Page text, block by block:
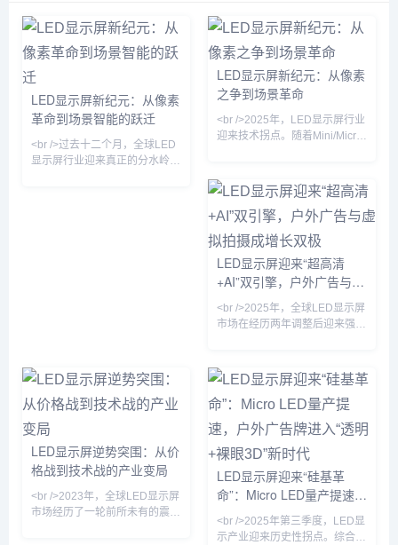
的文本具有精确度、趣味性
和丰富性，满足不同用户群
体的多样化需求。二、核心
特点1. 三层架构天工AI平台
的架构设计分为三个层次：
底层提供强大的计算资源支
处理等先进技术，旨在突破
传统搜索引擎和问答系统的
局限，提供更为精准且符合
的中文处理能力通义千问的
最大亮点是其卓越的中文语
自研的多模态...
迭代和升级，最终在2023年
8月正式以豆包AI的形式推
出，成为企业和个人用户的
智能助手。豆包AI的海外版
本命名为 cici，进一步扩展
了其全球化应用潜力。功能
和特点1. 多模态能力豆包AI
具备强大...
LED显示屏新纪元：从像素
革命到场景智能的跃迁
<br />过去十二个月，全球LED
显示屏行业迎来真正的分水岭。
LED显示屏新纪元：从像素
之争到场景革命
<br />2025年，LED显示屏行业
迎来技术拐点。随着Mini/Micro
的超高清显示技术，正以前所未
有的速度渗透至会议室、家庭影
院乃至车载显示领域。据最新供
应链数据显示，京东方、利亚
德、洲明科技等头部厂商的Mini
LED背光模组出货量同比激增
180%，而三星、索尼主导的
入10万元区间。这一轮由材
LED显示屏迎来“超高清
+AI”双引擎，户外广告与虚
拟拍摄成增长双极
<br />2025年，全球LED显示屏
市场在经历两年调整后迎来强劲
增长38%，而Mini LED直显产
品在商用市场的渗透率首次突破
15%。多家头部屏厂透露，二季
度订单排期已满，其中政务指挥
中心、企业会议室和高端零售门
店成为主要需求方。与此同时，
上游芯片价格企稳，RGB封装
产能利用率回升至85%以上，行
业库存周转天数较去年同期缩短
12天
LED显示屏逆势突围：从价
格战到技术战的产业变局
<br />2023年，全球LED显示屏
市场经历了一轮前所未有的震
LED显示屏迎来“硅基革
命”：Micro LED量产提速，
户外广告牌进入“透明+裸眼
3D”新时代
<br />2025年第三季度，LED显
示产业迎来历史性拐点。综合近